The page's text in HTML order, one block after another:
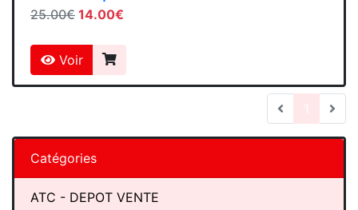
25.00€ 14.00€
Voir
Catégories
ATC - DEPOT VENTE